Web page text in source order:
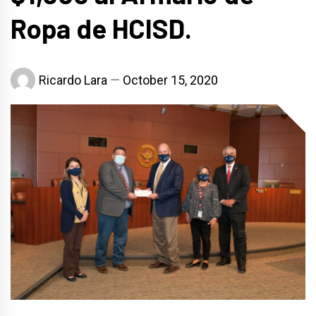
Ropa de HCISD.
Ricardo Lara October 15, 2020